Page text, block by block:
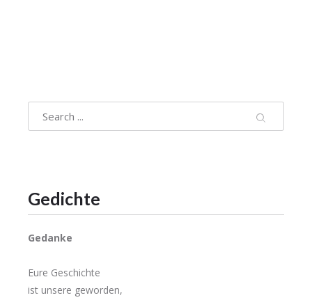
Gedichte
Gedanke
Eure Geschichte
ist unsere geworden,